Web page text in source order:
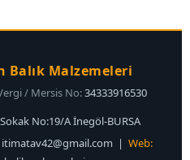
Balık Malzemeleri
/ Mersis No:34333916530
No:19/A İnegöl-BURSA
itimatav42@gmail.com | Web: